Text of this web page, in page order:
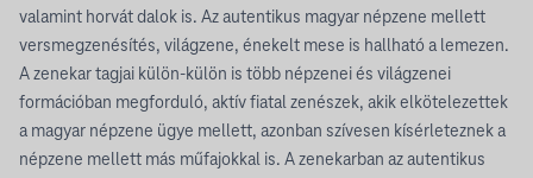
valamint horvát dalok is. Az autentikus magyar népzene mellett
versmegzenésítés, világzene, énekelt mese is hallható a lemezen.
A zenekar tagjai külön-külön is több népzenei és világzenei
formációban megforduló, aktív fiatal zenészek, akik elkötelezettek
a magyar népzene ügye mellett, azonban szívesen kísérleteznek a
népzene mellett más műfajokkal is. A zenekarban az autentikus